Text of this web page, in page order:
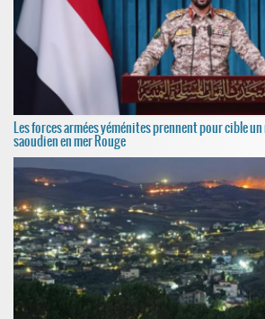
Les forces armées yéménites prennent pour cible
saoudien en mer Rouge